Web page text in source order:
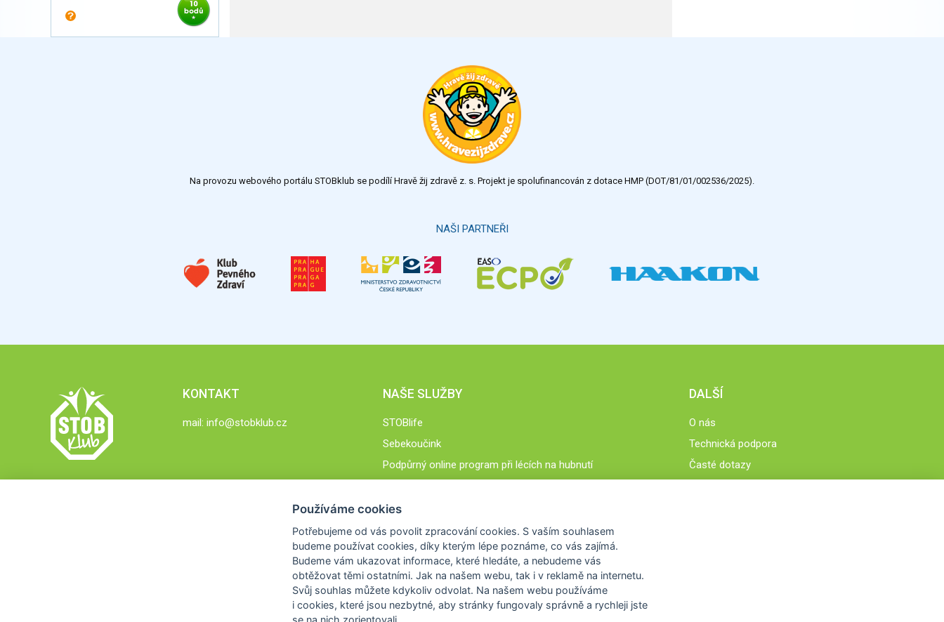
Na provozu webového portálu STOBklub se podílí Hravě žij zdravě z. s. Projekt je spolufinancován z dotace HMP (DOT/81/01/002536/2025).
NAŠI PARTNEŘI
KONTAKT
mail: info@stobklub.cz
NAŠE SLUŽBY
STOBlife
Sebekoučink
Podpůrný online program při lécích na hubnutí
DALŠÍ
O nás
Technická podpora
Časté dotazy
Používáme cookies
Potřebujeme od vás povolit zpracování cookies. S vaším souhlasem
budeme používat cookies, díky kterým lépe poznáme, co vás zajímá.
Budeme vám ukazovat informace, které hledáte, a nebudeme vás
obtěžovat těmi ostatními. Jak na našem webu, tak i v reklamě na internetu.
Svůj souhlas můžete kdykoliv odvolat. Na našem webu používáme
i cookies, které jsou nezbytné, aby stránky fungovaly správně a rychleji jste